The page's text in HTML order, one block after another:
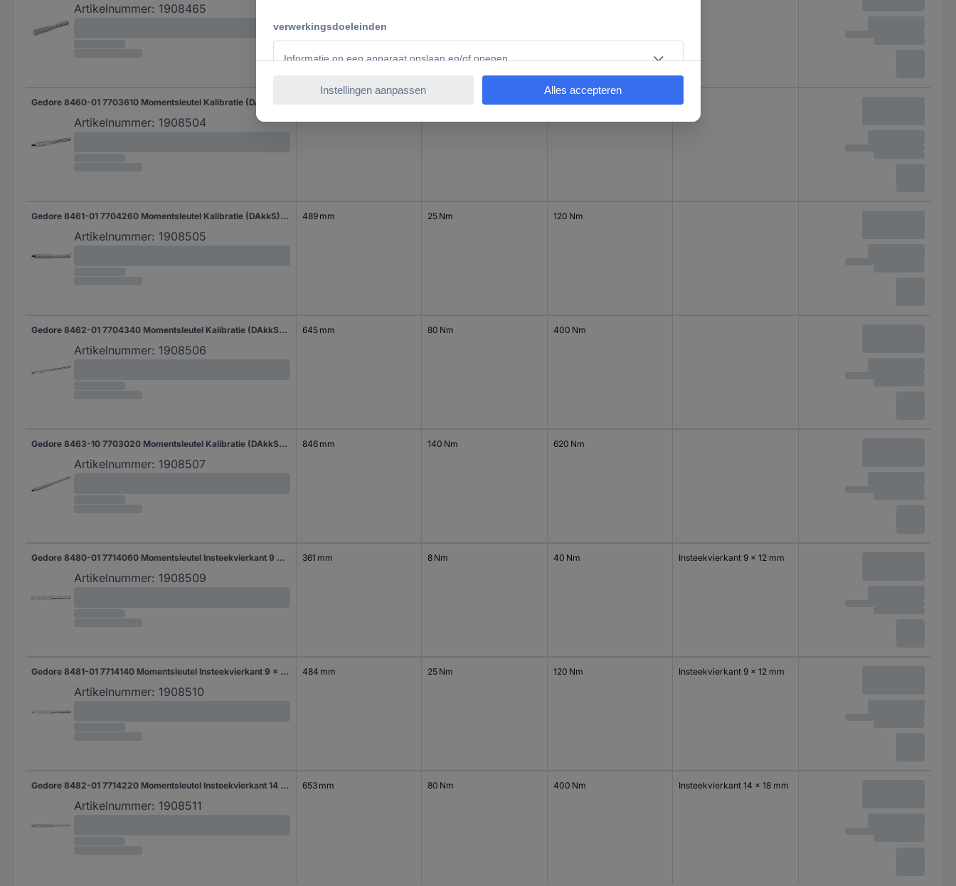
Artikelnummer: 1908465
Artikelnummer: 1908504
Gedore 8461-01 7704260 Momentsleutel Kalibratie (DAkkS) Voor opsteekgereedschap 25 - 120 Nm
Artikelnummer: 1908505
489 mm 25 Nm 120 Nm
Gedore 8462-01 7704340 Momentsleutel Kalibratie (DAkkS) Voor opsteekgereedschap 80 - 400 Nm
Artikelnummer: 1908506
645 mm 80 Nm 400 Nm
Gedore 8463-10 7703020 Momentsleutel Kalibratie (DAkkS) Voor opsteekgereedschap 140 - 620 Nm
Artikelnummer: 1908507
846 mm 140 Nm 620 Nm
Gedore 8480-01 7714060 Momentsleutel Insteekvierkant 9 x 12 mm 8 - 40 Nm
Artikelnummer: 1908509
361 mm 8 Nm 40 Nm Insteekvierkant 9 x 12 mm
Gedore 8481-01 7714140 Momentsleutel Insteekvierkant 9 x 12 mm 25 - 120 Nm
Artikelnummer: 1908510
484 mm 25 Nm 120 Nm Insteekvierkant 9 x 12 mm
Gedore 8482-01 7714220 Momentsleutel Insteekvierkant 14 x 18 mm 80 - 400 Nm
Artikelnummer: 1908511
653 mm 80 Nm 400 Nm Insteekvierkant 14 x 18 mm